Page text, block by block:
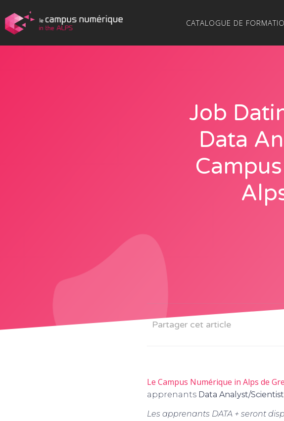
CATALOGUE DE
Job
Data
Partager cet article
Le Campus Numérique in Alps de
apprenants Data Analyst/Scientist
Les apprenants DATA + seront